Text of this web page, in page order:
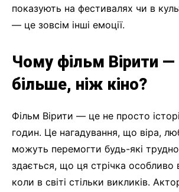
показують на фестивалях чи в
— це зовсім інші емоції.
Чому фільм Вірити —
більше, ніж кіно?
Фільм Вірити — це не просто
годин. Це нагадування, що віра,
можуть перемогти будь-які
здається, що ця стрічка особливо
коли в світі стільки викликів.